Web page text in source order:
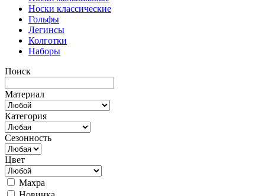
Носки классические
Гольфы
Легинсы
Колготки
Наборы
Поиск
Материал
Категория
Сезонность
Цвет
Махра